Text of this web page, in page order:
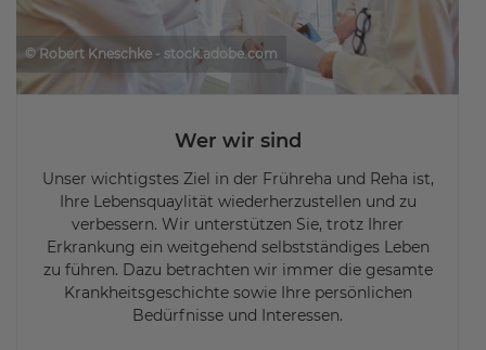
© Robert Kneschke - stock.adobe.com
Wer wir sind
Unser wichtigstes Ziel in der Frühreha und Reha ist,
Ihre Lebensquaylität wiederherzustellen und zu
verbessern. Wir unterstützen Sie, trotz Ihrer
Erkrankung ein weitgehend selbstständiges Leben
zu führen. Dazu betrachten wir immer die gesamte
Krankheitsgeschichte sowie Ihre persönlichen
Bedürfnisse und Interessen.